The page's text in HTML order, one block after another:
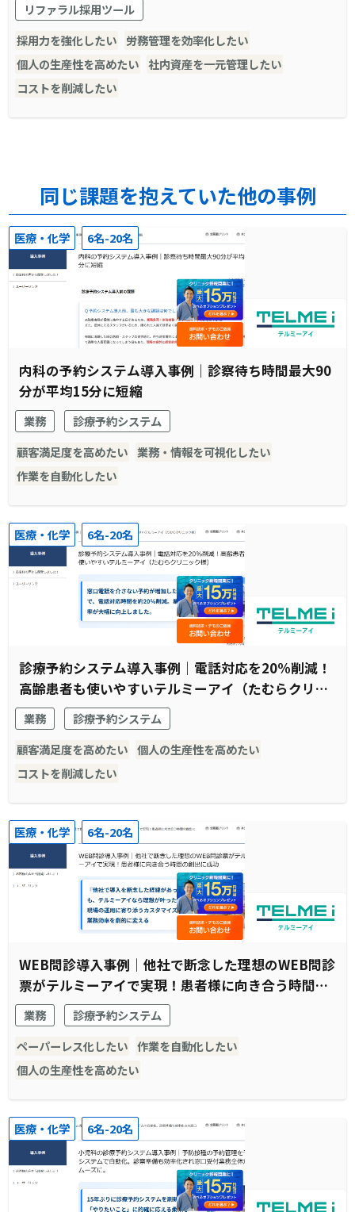
リファラル採用ツール
採用力を強化したい
労務管理を効率化したい
個人の生産性を高めたい 社内資産を一元管理したい
コストを削減したい
同じ課題を抱えていた他の事例
医療・化学 6名-20名
内科の予約システム導入事例｜診察待ち時間最大90
分が平均15分に短縮
業務
診療予約システム
顧客満足度を高めたい 業務・情報を可視化したい
作業を自動化したい
医療・化学 6名-20名
診療予約システム導入事例｜電話対応を20%削減！
高齢患者も使いやすいテルミーアイ（たむらクリニ
ック様）
業務
診療予約システム
顧客満足度を高めたい 個人の生産性を高めたい
コストを削減したい
医療・化学 6名-20名
WEB問診導入事例｜他社で断念した理想のWEB問診
票がテルミーアイで実現！患者様に向き合う時間の
創出に成功
業務
診療予約システム
ペーパーレス化したい 作業を自動化したい
個人の生産性を高めたい
医療・化学 6名-20名